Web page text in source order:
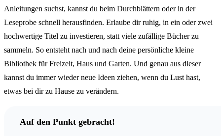
Anleitungen suchst, kannst du beim Durchblättern oder in der
Leseprobe schnell herausfinden. Erlaube dir ruhig, in ein oder zwei
hochwertige Titel zu investieren, statt viele zufällige Bücher zu
sammeln. So entsteht nach und nach deine persönliche kleine
Bibliothek für Freizeit, Haus und Garten. Und genau aus dieser
kannst du immer wieder neue Ideen ziehen, wenn du Lust hast,
etwas bei dir zu Hause zu verändern.
Auf den Punkt gebracht!